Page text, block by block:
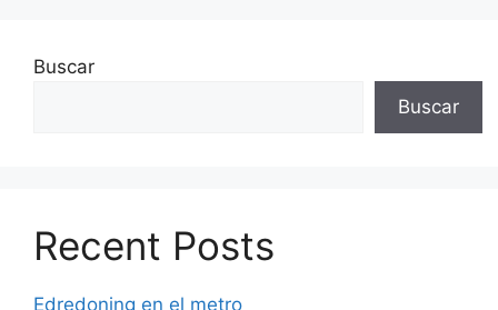
Buscar
Buscar
Recent Posts
Edredoning en el metro